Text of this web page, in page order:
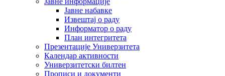
Јавне набавке
Извештај о раду
Информатор о раду
План интегритета
Презентације Универзитета
Календар активности
Универзитетски билтен
Прописи и документи